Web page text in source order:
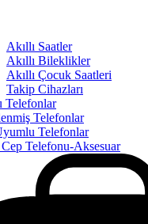
Akıllı Saatler
Akıllı Bileklikler
Akıllı Çocuk Saatleri
Takip Cihazları
Telefonlar
Telefonlar
Telefonlar
Telefonu-Aksesuar